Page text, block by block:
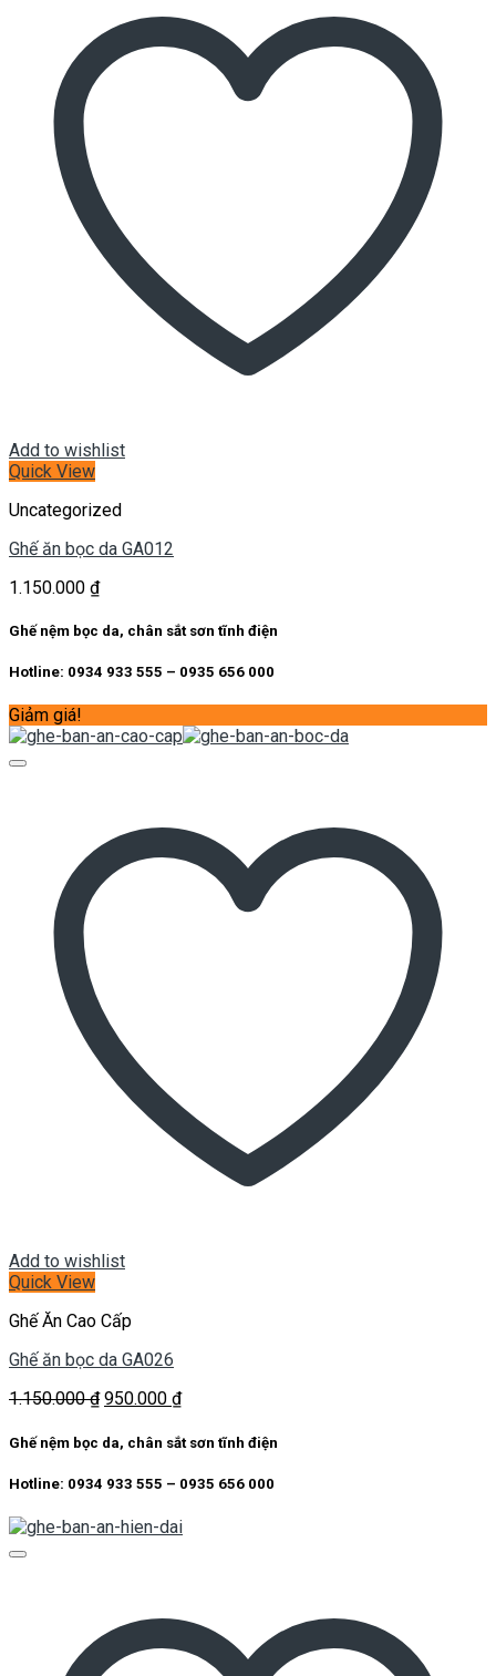
Add to wishlist
Quick View
Uncategorized
Ghế ăn bọc da GA012
1.150.000 ₫
Ghế nệm bọc da, chân sắt sơn tĩnh điện
Hotline: 0934 933 555 – 0935 656 000
Giảm giá!
Add to wishlist
Quick View
Ghế Ăn Cao Cấp
Ghế ăn bọc da GA026
1.150.000₫ Giá
là:
950.000 ₫Giá
tại
950.000 ₫.
Ghế nệm bọc da, chân sắt sơn tĩnh điện
Hotline: 0934 933 555 – 0935 656 000